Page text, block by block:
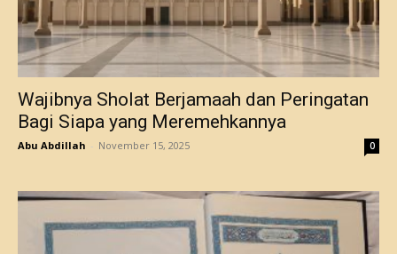
Wajibnya Sholat Berjamaah dan Peringatan
Bagi Siapa yang Meremehkannya
Abu Abdillah - November 15, 2025 0